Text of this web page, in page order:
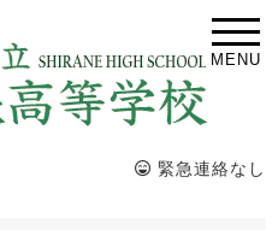
MENU
緊急連絡なし